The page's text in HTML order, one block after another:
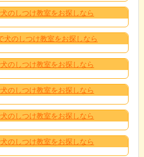
のしつけ教室をお探しなら
犬のしつけ教室をお探しなら
のしつけ教室をお探しなら
のしつけ教室をお探しなら
のしつけ教室をお探しなら
のしつけ教室をお探しなら